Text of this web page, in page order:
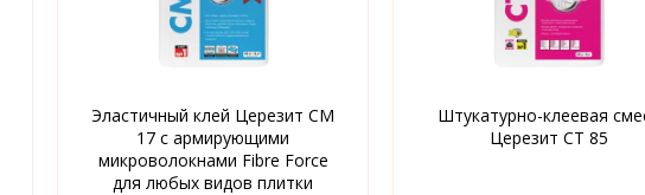
Эластичный клей Церезит CM
17 с армирующими
микроволокнами Fibre Force
для любых видов плитки
Штукатурно-клеевая
Церезит CT 85